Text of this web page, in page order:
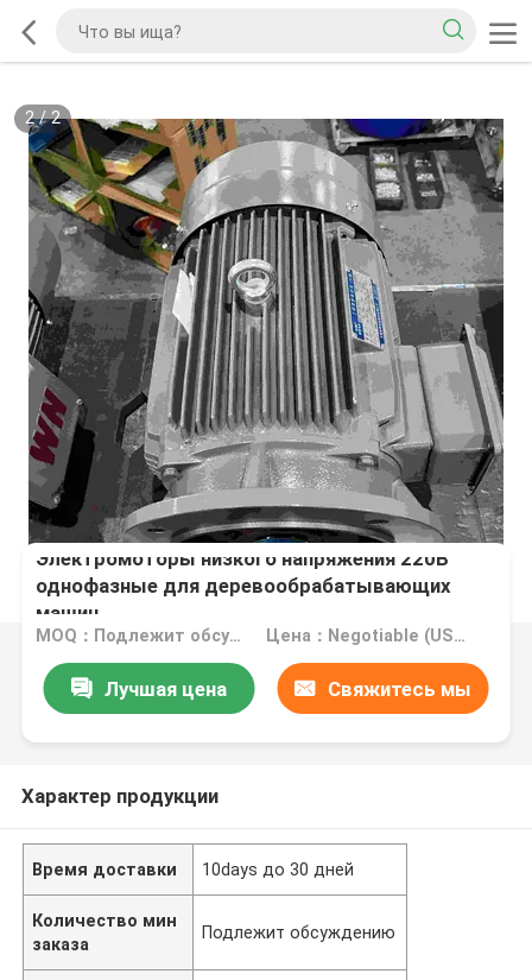
2/2
Электромоторы низкого напряжения 220В
однофазные для деревообрабатывающих
машин
MOQ：Подлежит обсуждению Цена：Negotiable (USD, RMB)
Лучшая цена Свяжитесь мы
Характер продукции
Время доставки 10days до 30 дней
Количество мин
заказа
Подлежит обсуждению